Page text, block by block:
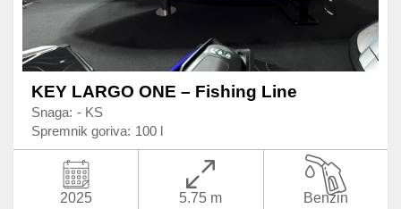
KEY LARGO ONE – Fishing Line
Snaga: - KS
Spremnik goriva: 100 l
2025 5.75 m Benzin